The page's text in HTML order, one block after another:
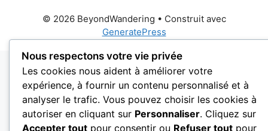
© 2026 BeyondWandering • Construit avec
GeneratePress
Nous respectons votre vie privée
Les cookies nous aident à améliorer votre
expérience, à fournir un contenu personnalisé et à
analyser le trafic. Vous pouvez choisir les cookies à
autoriser en cliquant sur Personnaliser. Cliquez sur
Accepter tout pour consentir ou Refuser tout pour